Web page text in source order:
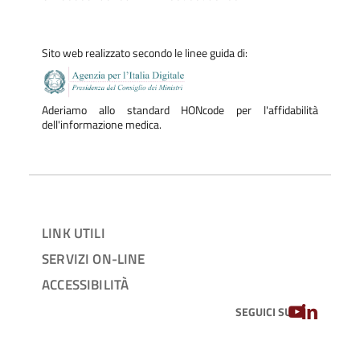
neuroncologico attivi nella nostra Fondazione.
Sito web realizzato secondo le linee guida di:
Aderiamo allo standard HONcode per l'affidabilità
dell'informazione medica.
LINK UTILI
SERVIZI ON-LINE
ACCESSIBILITÀ
SEGUICI SUYOUTUBE
LINKEDIN